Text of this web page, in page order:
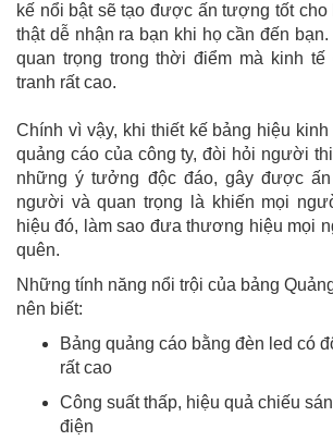
kế nổi bật sẽ tạo được ấn tượng tốt cho
thật dễ nhận ra bạn khi họ cần đến
quan trọng trong thời điểm mà kinh
tranh rất cao.
Chính vì vậy, khi thiết kế bảng hiệu
quảng cáo của công ty, đòi hỏi người
những ý tưởng độc đáo, gây được
người và quan trọng là khiến mọi
hiệu đó, làm sao đưa thương hiệu mọi
quên.
Những tính năng nổi trội của bảng
nên biết:
Bảng quảng cáo bằng đèn led có
rất cao
Công suất thấp, hiệu quả chiếu
điện